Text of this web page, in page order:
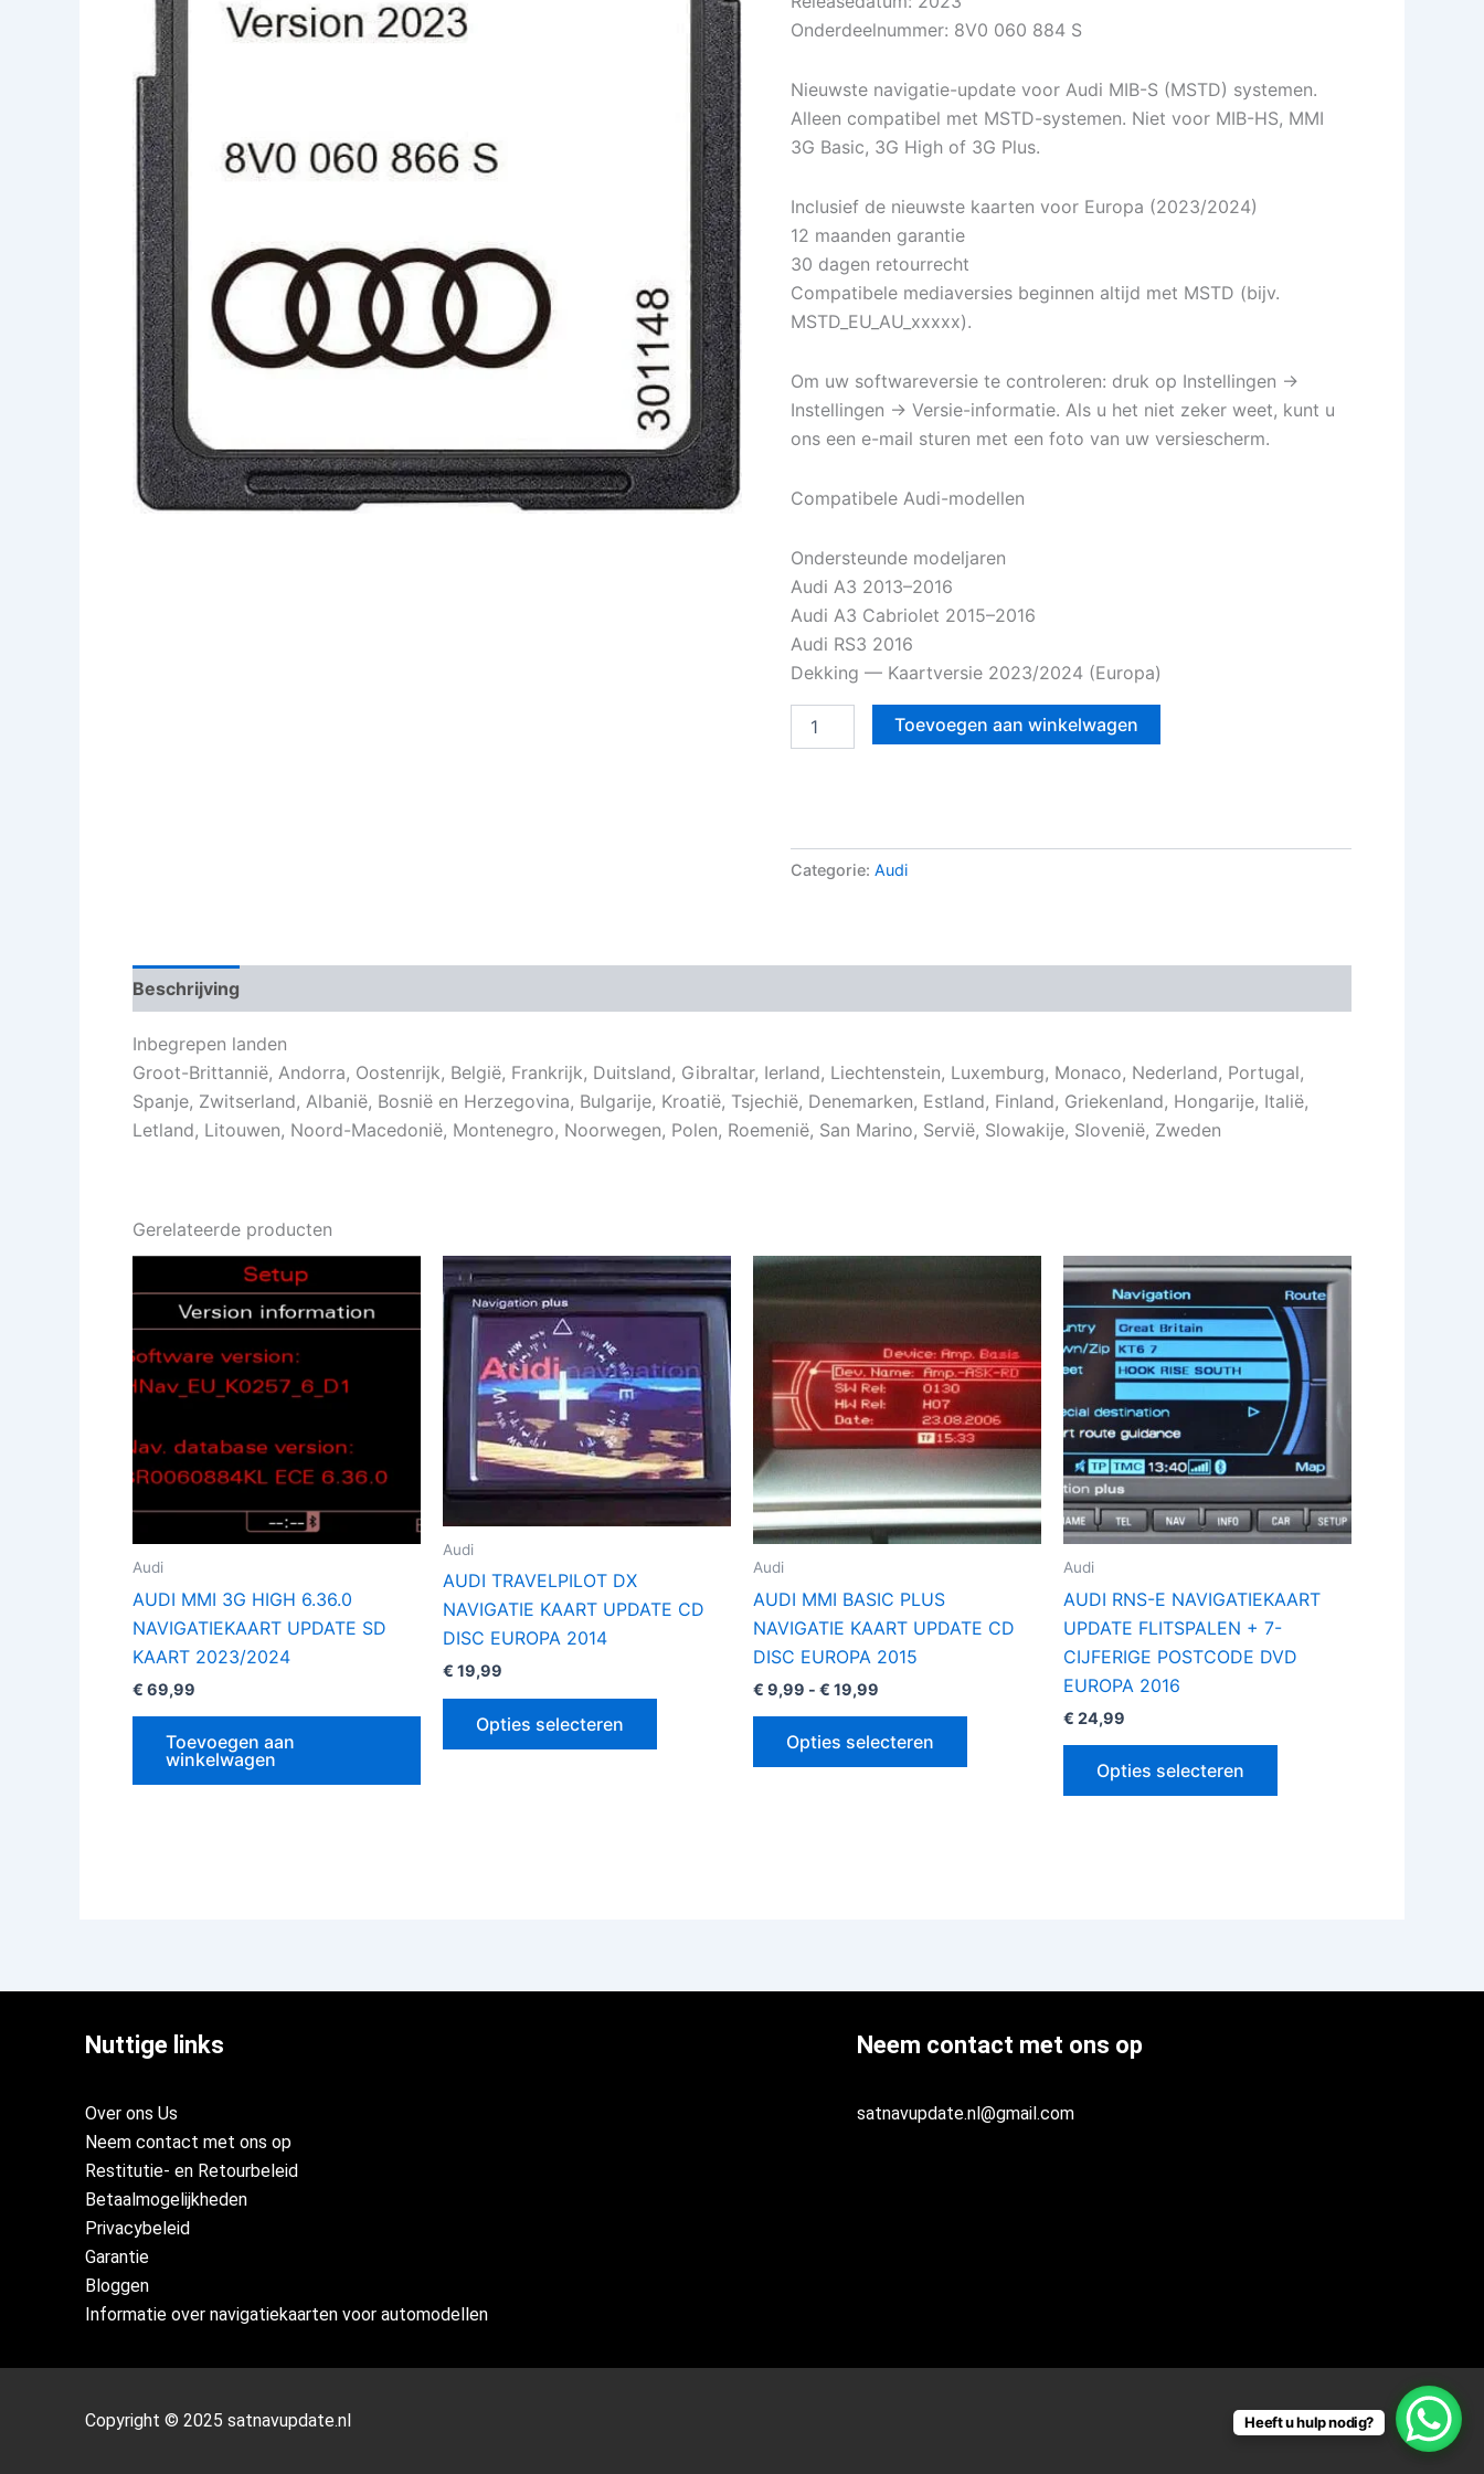
Onderdeelnummer: 8V0 060 884 S
Nieuwste navigatie-update voor Audi MIB-S (MSTD) systemen.
Alleen compatibel met MSTD-systemen. Niet voor MIB-HS, MMI
3G Basic, 3G High of 3G Plus.
Inclusief de nieuwste kaarten voor Europa (2023/2024)
12 maanden garantie
30 dagen retourrecht
Compatibele mediaversies beginnen altijd met MSTD (bijv.
MSTD_EU_AU_xxxxx).
Om uw softwareversie te controleren: druk op Instellingen →
Instellingen → Versie-informatie. Als u het niet zeker weet, kunt u
ons een e-mail sturen met een foto van uw versiescherm.
Compatibele Audi-modellen
Ondersteunde modeljaren
Audi A3 2013–2016
Audi A3 Cabriolet 2015–2016
Audi RS3 2016
Dekking — Kaartversie 2023/2024 (Europa)
Toevoegen aan winkelwagen
Categorie:Audi
Beschrijving
Inbegrepen landen
Groot-Brittannië, Andorra, Oostenrijk, België, Frankrijk, Duitsland, Gibraltar, Ierland, Liechtenstein, Luxemburg, Monaco, Nederland, Portugal,
Spanje, Zwitserland, Albanië, Bosnië en Herzegovina, Bulgarije, Kroatië, Tsjechië, Denemarken, Estland, Finland, Griekenland, Hongarije, Italië,
Letland, Litouwen, Noord-Macedonië, Montenegro, Noorwegen, Polen, Roemenië, San Marino, Servië, Slowakije, Slovenië, Zweden
Gerelateerde producten
Audi
AUDI MMI 3G HIGH 6.36.0
NAVIGATIEKAART UPDATE SD
KAART 2023/2024
€ 69,99
Toevoegen aan
winkelwagen
Audi
AUDI TRAVELPILOT DX
NAVIGATIE KAART UPDATE CD
DISC EUROPA 2014
€ 19,99
Opties selecteren
Dit
product
meerdere
variaties.
Deze
optie
kan
gekozen
worden
productpagina
Audi
AUDI MMI BASIC PLUS
NAVIGATIE KAART UPDATE CD
DISC EUROPA 2015
€ 9,99 - € 19,99
tot
Opties selecteren
product
meerdere
variaties.
Deze
optie
kan
gekozen
worden
productpagina
Audi
AUDI RNS-E NAVIGATIEKAART
UPDATE FLITSPALEN + 7-
CIJFERIGE POSTCODE DVD
EUROPA 2016
€ 24,99
Opties selecteren
Dit
product
heeft
meerdere
variaties.
Deze
optie
kan
gekozen
worden
Nuttige links
Over ons Us
Neem contact met ons op
Restitutie- en Retourbeleid
Betaalmogelijkheden
Privacybeleid
Garantie
Bloggen
Informatie over navigatiekaarten voor automodellen
Neem contact met ons op
satnavupdate.nl@gmail.com
Copyright © 2025 satnavupdate.nl Heeft u hulp nodig?